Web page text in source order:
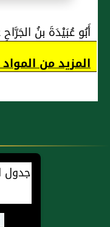
أَبُو عُبَيْدَةَ بنُ
المزيد من